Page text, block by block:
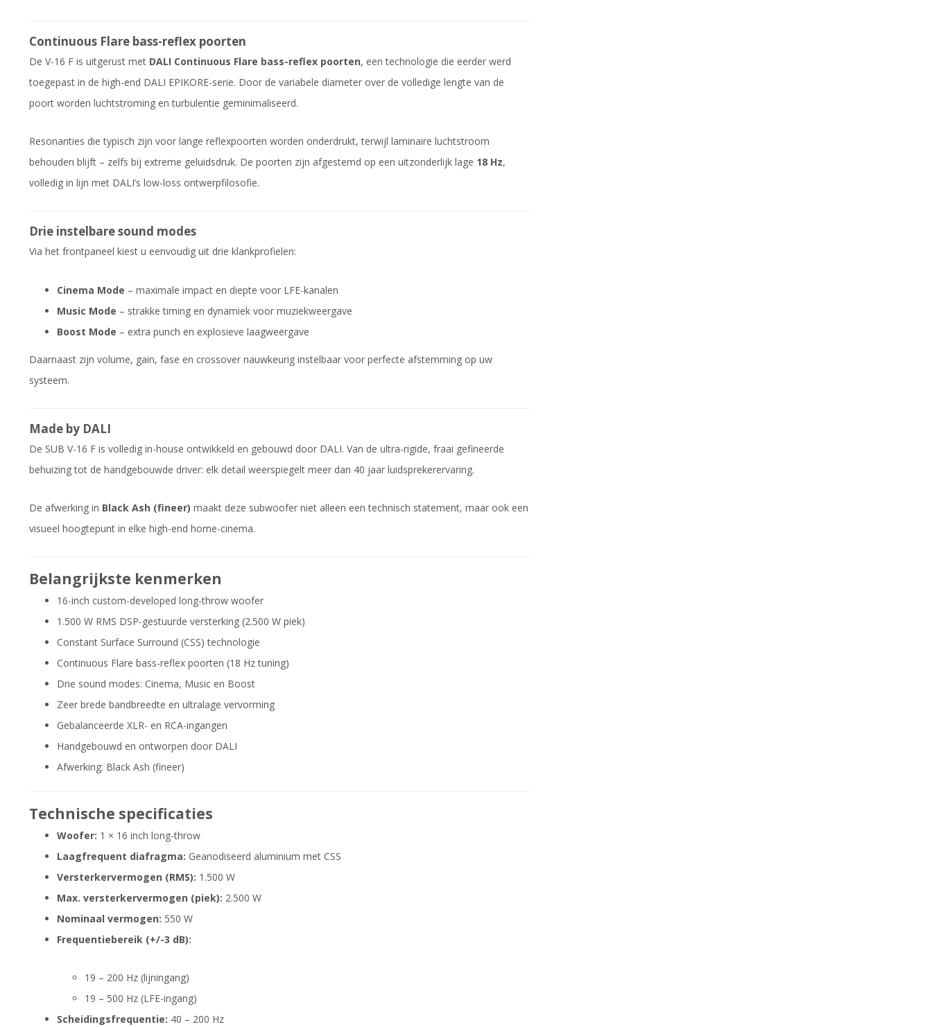
Continuous Flare bass-reflex poorten
De V-16 F is uitgerust met DALI Continuous Flare bass-reflex poorten, een technologie die eerder werd
toegepast in de high-end DALI EPIKORE-serie. Door de variabele diameter over de volledige lengte van de
poort worden luchtstroming en turbulentie geminimaliseerd.
Resonanties die typisch zijn voor lange reflexpoorten worden onderdrukt, terwijl laminaire luchtstroom
behouden blijft – zelfs bij extreme geluidsdruk. De poorten zijn afgestemd op een uitzonderlijk lage 18 Hz,
volledig in lijn met DALI’s low-loss ontwerpfilosofie.
Drie instelbare sound modes
Via het frontpaneel kiest u eenvoudig uit drie klankprofielen:
Cinema Mode – maximale impact en diepte voor LFE-kanalen
Music Mode – strakke timing en dynamiek voor muziekweergave
Boost Mode – extra punch en explosieve laagweergave
Daarnaast zijn volume, gain, fase en crossover nauwkeurig instelbaar voor perfecte afstemming op uw
systeem.
Made by DALI
De SUB V-16 F is volledig in-house ontwikkeld en gebouwd door DALI. Van de ultra-rigide, fraai gefineerde
behuizing tot de handgebouwde driver: elk detail weerspiegelt meer dan 40 jaar luidsprekerervaring.
De afwerking in Black Ash (fineer) maakt deze subwoofer niet alleen een technisch statement, maar ook een
visueel hoogtepunt in elke high-end home-cinema.
Belangrijkste kenmerken
16-inch custom-developed long-throw woofer
1.500 W RMS DSP-gestuurde versterking (2.500 W piek)
Constant Surface Surround (CSS) technologie
Continuous Flare bass-reflex poorten (18 Hz tuning)
Drie sound modes: Cinema, Music en Boost
Zeer brede bandbreedte en ultralage vervorming
Gebalanceerde XLR- en RCA-ingangen
Handgebouwd en ontworpen door DALI
Afwerking: Black Ash (fineer)
Technische specificaties
Woofer: 1 × 16 inch long-throw
Laagfrequent diafragma: Geanodiseerd aluminium met CSS
Versterkervermogen (RMS): 1.500 W
Max. versterkervermogen (piek): 2.500 W
Nominaal vermogen: 550 W
Frequentiebereik (+/-3 dB):
19 – 200 Hz (lijningang)
19 – 500 Hz (LFE-ingang)
Scheidingsfrequentie: 40 – 200 Hz